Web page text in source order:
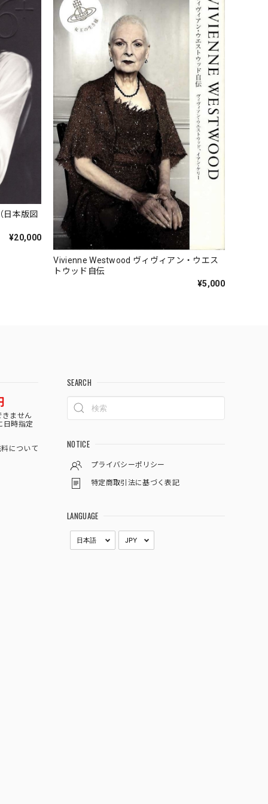
日本版図
¥20,000
Vivienne Westwood ヴィヴィアン・ウエス
トウッド自伝
¥5,000
きません
日時指定
について
SEARCH
NOTICE
プライバシーポリシー
特定商取引法に基づく表記
LANGUAGE